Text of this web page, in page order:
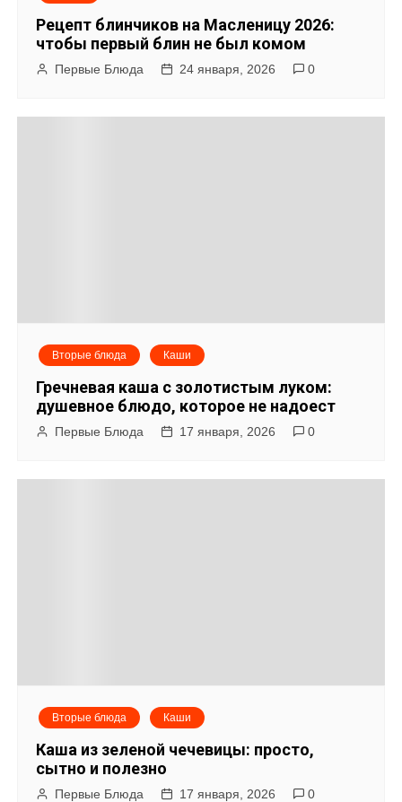
Рецепт блинчиков на Масленицу 2026:
чтобы первый блин не был комом
Первые Блюда 24 января, 2026 0
Вторые блюда Каши
Гречневая каша с золотистым луком:
душевное блюдо, которое не надоест
Первые Блюда 17 января, 2026 0
Вторые блюда Каши
Каша из зеленой чечевицы: просто,
сытно и полезно
Первые Блюда 17 января, 2026 0